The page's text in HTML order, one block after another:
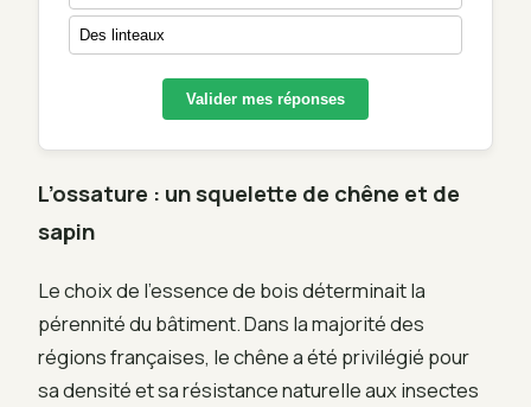
Des linteaux
Valider mes réponses
L’ossature : un squelette de chêne et de
sapin
Le choix de l’essence de bois déterminait la
pérennité du bâtiment. Dans la majorité des
régions françaises, le chêne a été privilégié pour
sa densité et sa résistance naturelle aux insectes